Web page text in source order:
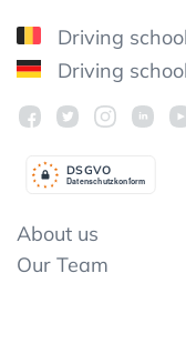
Driving
Driving
Datenschutzkonform
DSGVO
About us
Our Team